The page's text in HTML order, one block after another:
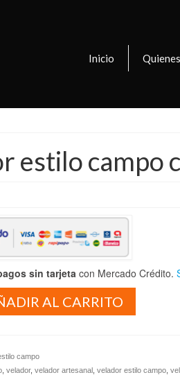
Inicio
estilo campo
sin tarjetacon Mercado Crédito.
AL CARRITO
campo
, velador, velador artesanal, velador estilo campo,